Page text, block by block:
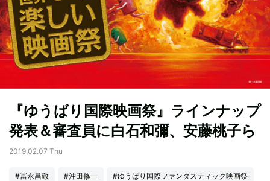
『ゆうばり国際映画祭』ラインナップ
発表＆審査員に白石和彌、安藤桃子ら
2019.02.07 Thu
#冨永昌敬 #沖田修一 #ゆうばり国際ファンタスティック映画祭